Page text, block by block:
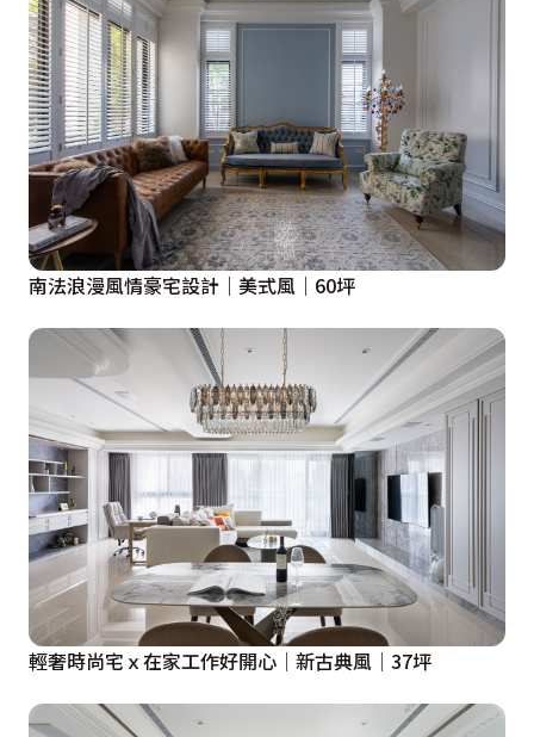
南法浪漫風情豪宅設計｜美式風｜60坪
輕奢時尚宅ｘ在家工作好開心│新古典風│37坪